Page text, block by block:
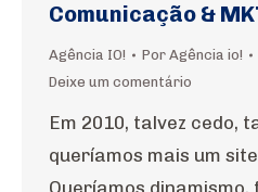
Comunicação &
Agência IO! Por Agência io!
Deixe um comentário
Em 2010, talvez cedo,
queríamos mais um